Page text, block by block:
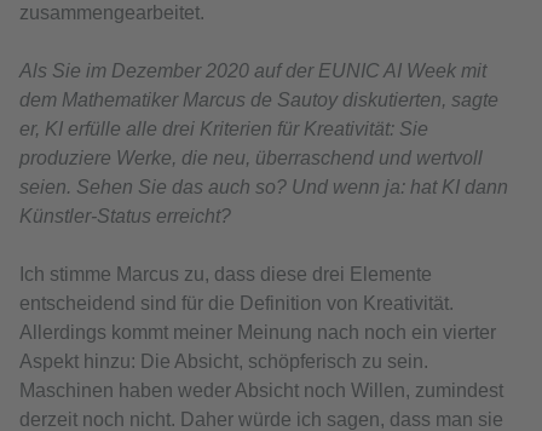
zusammengearbeitet.
Als Sie im Dezember 2020 auf der EUNIC AI Week mit
dem Mathematiker Marcus de Sautoy diskutierten, sagte
er, KI erfülle alle drei Kriterien für Kreativität: Sie
produziere Werke, die neu, überraschend und wertvoll
seien. Sehen Sie das auch so? Und wenn ja: hat KI dann
Künstler-Status erreicht?
Ich stimme Marcus zu, dass diese drei Elemente
entscheidend sind für die Definition von Kreativität.
Allerdings kommt meiner Meinung nach noch ein vierter
Aspekt hinzu: Die Absicht, schöpferisch zu sein.
Maschinen haben weder Absicht noch Willen, zumindest
derzeit noch nicht. Daher würde ich sagen, dass man sie